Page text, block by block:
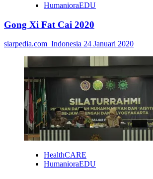
HumanioraEDU
Gong Xi Fat Cai 2020
siarpedia.com_Indonesia 24 Januari 2020
HealthCARE
HumanioraEDU